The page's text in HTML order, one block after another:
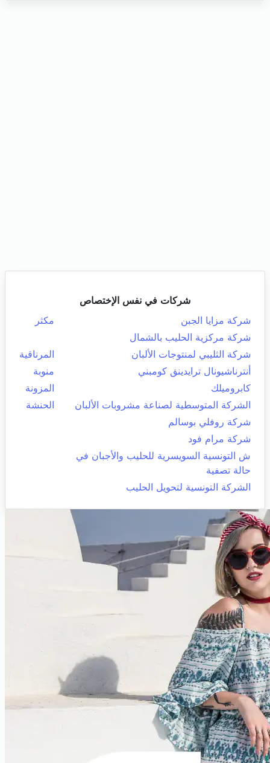
شركات في نفس الإختصاص
شركة مزايا الجبن
مكثر
شركة مركزية الحليب بالشمال
شركة الثليبي لمنتوجات الألبان
المرناقية
أنترناشيونال ترايدينق كومبني
منوبة
كابروميلك
المزونة
الشركة المتوسطية لصناعة مشروبات الألبان
الحنشة
شركة روفلي بوسالم
شركة مرام فود
ش التونسية السويسرية للحليب والأجبان في
حالة تصفية
الشركة التونسية لتحويل الحليب